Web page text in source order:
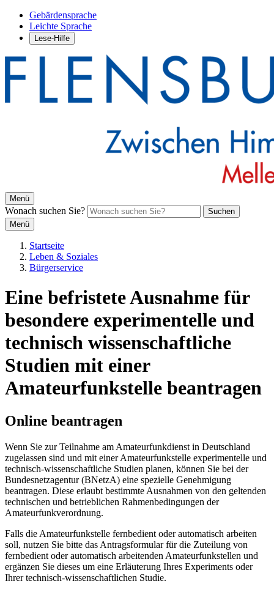
Gebärdensprache
Leichte Sprache
Lese-Hilfe
Menü
Wonach suchen Sie?
Suchen
Menü
Startseite
Leben & Soziales
Bürgerservice
Eine befristete Ausnahme für
besondere experimentelle und
technisch wissenschaftliche
Studien mit einer
Amateurfunkstelle beantragen
Online beantragen
Wenn Sie zur Teilnahme am Amateurfunkdienst in Deutschland
zugelassen sind und mit einer Amateurfunkstelle experimentelle und
technisch-wissenschaftliche Studien planen, können Sie bei der
Bundesnetzagentur (BNetzA) eine spezielle Genehmigung
beantragen. Diese erlaubt bestimmte Ausnahmen von den geltenden
technischen und betrieblichen Rahmenbedingungen der
Amateurfunkverordnung.
Falls die Amateurfunkstelle fernbedient oder automatisch arbeiten
soll, nutzen Sie bitte das Antragsformular für die Zuteilung von
fernbedient oder automatisch arbeitenden Amateurfunkstellen und
ergänzen Sie dieses um eine Erläuterung Ihres Experiments oder
Ihrer technisch-wissenschaftlichen Studie.